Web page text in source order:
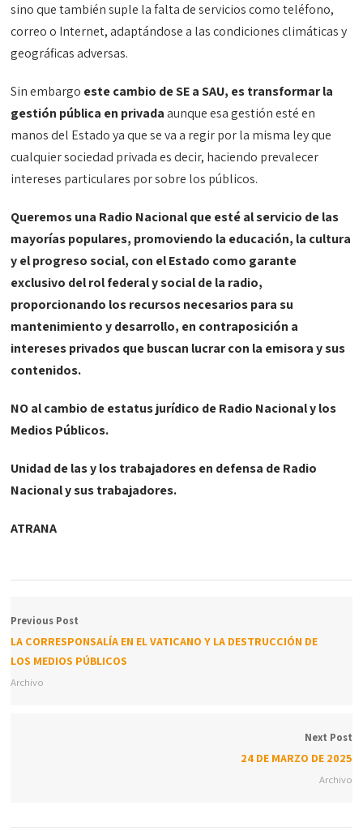
sino que también suple la falta de servicios como teléfono,
correo o Internet, adaptándose a las condiciones climáticas y
geográficas adversas.
Sin embargo este cambio de SE a SAU, es transformar la
gestión pública en privadaaunque esa gestión esté en
manos del Estado ya que se va a regir por la misma ley que
cualquier sociedad privada es decir, haciendo prevalecer
intereses particulares por sobre los públicos.
Queremos una Radio Nacional que esté al servicio de las
mayorías populares, promoviendo la educación, la cultura
y el progreso social, con el Estado como garante
exclusivo del rol federal y social de la radio,
proporcionando los recursos necesarios para su
mantenimiento y desarrollo, en contraposición a
intereses privados que buscan lucrar con la emisora y sus
contenidos.
NO al cambio de estatus jurídico de Radio Nacional y los
Medios Públicos.
Unidad de las y los trabajadores en defensa de Radio
Nacional y sus trabajadores.
ATRANA
Previous Post
LA CORRESPONSALÍA EN EL VATICANO Y LA DESTRUCCIÓN DE
LOS MEDIOS PÚBLICOS
Archivo
Next Post
24 DE MARZO DE 2025
Archivo